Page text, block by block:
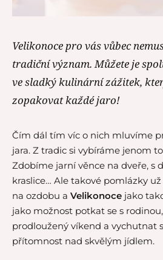
Velikonoce pro vás vůbec
tradiční význam. Můžete je
ve sladký kulinární zážitek,
zopakovat každé jaro!
Čím dál tím víc o nich mluvíme
jara. Z tradic si vybíráme jenom
Zdobíme jarní věnce na dveře, s
kraslice… Ale takové pomlázky
na ozdobu a Velikonoce jako
jako možnost potkat se s
prodloužený víkend a vychutnat
přítomnost nad skvělým jídlem.